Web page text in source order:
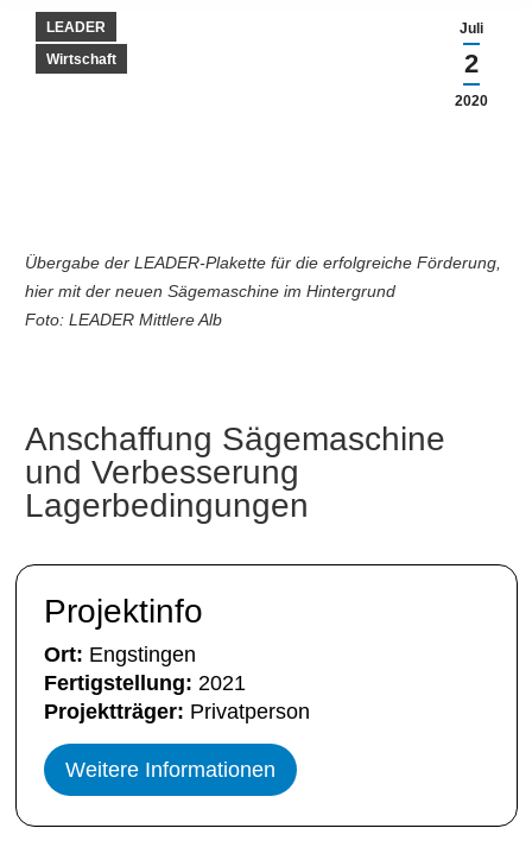
Juli
2
2020
LEADER
Wirtschaft
Übergabe der LEADER-Plakette für die erfolgreiche Förderung,
hier mit der neuen Sägemaschine im Hintergrund
Foto: LEADER Mittlere Alb
Anschaffung Sägemaschine
und Verbesserung
Lagerbedingungen
Projektinfo
Ort: Engstingen
Fertigstellung: 2021
Projektträger: Privatperson
Weitere Informationen